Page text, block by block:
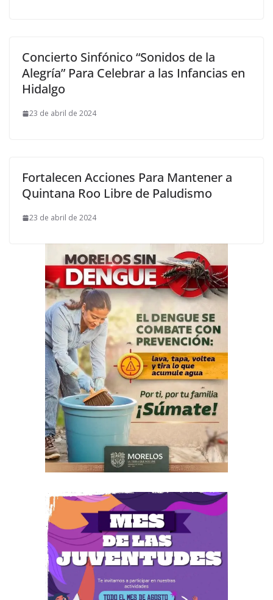
Concierto Sinfónico “Sonidos de la
Alegría” Para Celebrar a las Infancias en
Hidalgo
23 de abril de 2024
Fortalecen Acciones Para Mantener a
Quintana Roo Libre de Paludismo
23 de abril de 2024